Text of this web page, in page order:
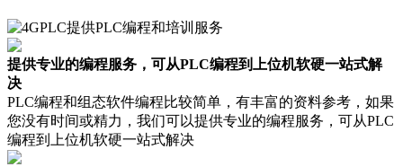
提供专业的编程服务，可从PLC编程到上位机软硬一站式解
决
PLC编程和组态软件编程比较简单，有丰富的资料参考，如果
您没有时间或精力，我们可以提供专业的编程服务，可从PLC
编程到上位机软硬一站式解决